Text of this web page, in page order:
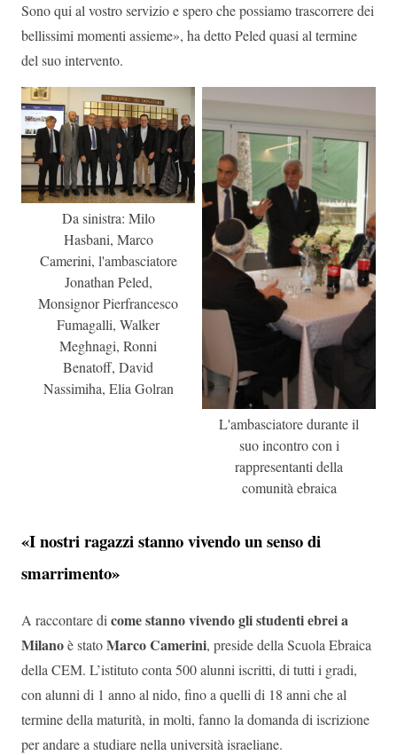
Sono qui al vostro servizio e spero che possiamo trascorrere dei
bellissimi momenti assieme», ha detto Peled quasi al termine
del suo intervento.
Da sinistra: Milo
Hasbani, Marco
Camerini, l'ambasciatore
Jonathan Peled,
Monsignor Pierfrancesco
Fumagalli, Walker
Meghnagi, Ronni
Benatoff, David
Nassimiha, Elia Golran
L'ambasciatore durante il
suo incontro con i
rappresentanti della
comunità ebraica
«I nostri ragazzi stanno vivendo un senso di
smarrimento»
A raccontare di come stanno vivendo gli studenti ebrei a
Milanoè statoMarco Camerini, preside della Scuola Ebraica
della CEM. L’istituto conta 500 alunni iscritti, di tutti i gradi,
con alunni di 1 anno al nido, fino a quelli di 18 anni che al
termine della maturità, in molti, fanno la domanda di iscrizione
per andare a studiare nella università israeliane.